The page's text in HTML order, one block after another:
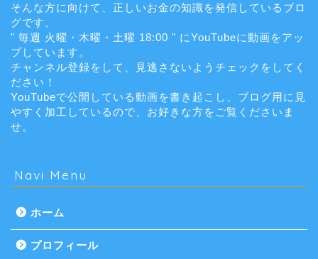
そんな方に向けて、正しいお金の知識を発信しているブロ
グです。
" 毎週 火曜・木曜・土曜 18:00 " にYouTubeに動画をアッ
プしています。
チャンネル登録をして、見逃さないようチェックをしてく
ださい！
YouTubeで公開している動画を書き起こし、ブログ用に見
やすく加工しているので、お好きな方をご覧くださいま
せ。
Navi Menu
ホーム
プロフィール